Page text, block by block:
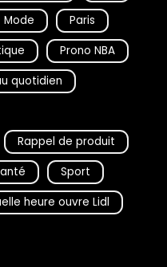
Mode
Paris
Prono NBA
quotidien
Rappel de produit
Sport
heure ouvre Lidl